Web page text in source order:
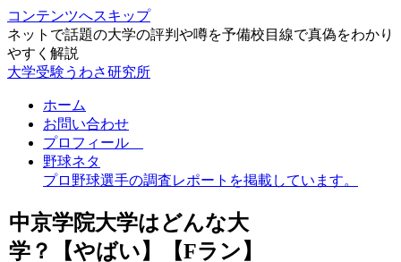
コンテンツへスキップ
ネットで話題の大学の評判や噂を予備校目線で真偽をわかり
やすく解説
大学受験うわさ研究所
ホーム
お問い合わせ
プロフィール
野球ネタ
プロ野球選手の調査レポートを掲載しています。
中京学院大学はどんな大
学？【やばい】【Fラン】